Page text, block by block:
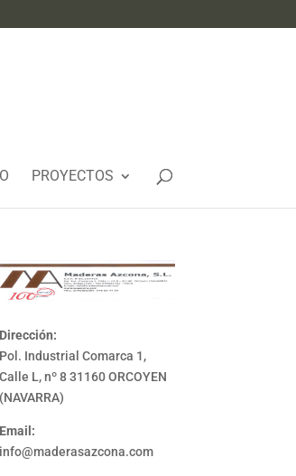
PROYECTOS
Dirección:
Pol. Industrial Comarca 1,
Calle L, nº 8 31160 ORCOYEN
(NAVARRA)
Email:
info@maderasazcona.com